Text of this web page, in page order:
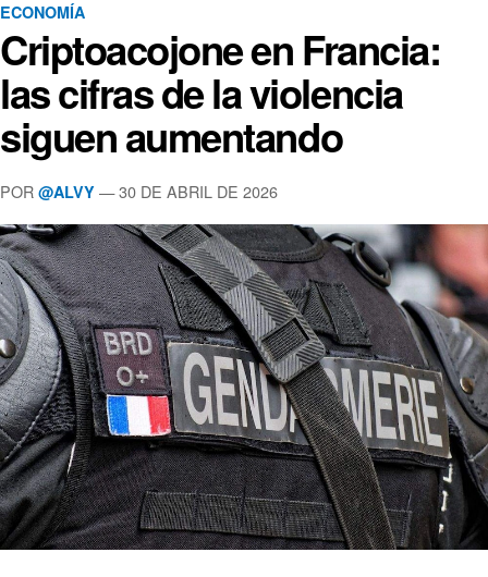
ECONOMÍA
Criptoacojone en Francia:
las cifras de la violencia
siguen aumentando
POR @ALVY — 30 DE ABRIL DE 2026